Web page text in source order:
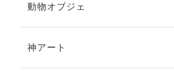
動物オブジェ
神アート